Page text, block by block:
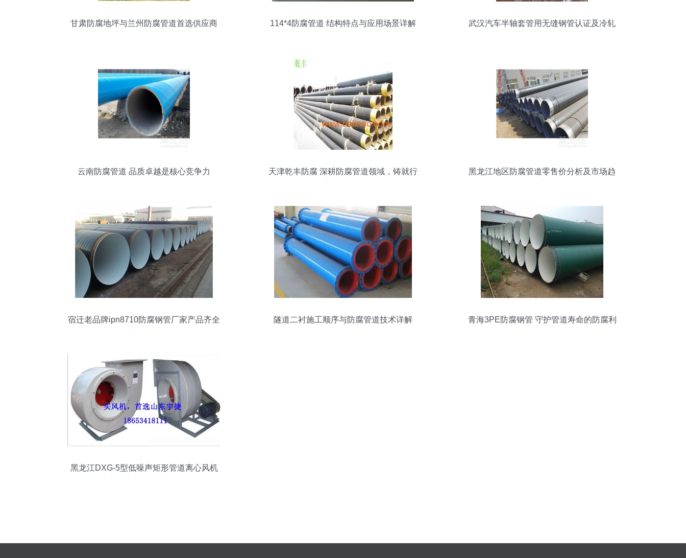
甘肃防腐地坪与兰州防腐管道首选供应商
114*4防腐管道 结构特点与应用场景详解
武汉汽车半轴套管用无缝钢管认证及冷轧
云南防腐管道 品质卓越是核心竞争力
天津乾丰防腐 深耕防腐管道领域，铸就行
黑龙江地区防腐管道零售价分析及市场趋
宿迁老品牌ipn8710防腐钢管厂家产品齐全
隧道二衬施工顺序与防腐管道技术详解
青海3PE防腐钢管 守护管道寿命的防腐利
黑龙江DXG-5型低噪声矩形管道离心风机